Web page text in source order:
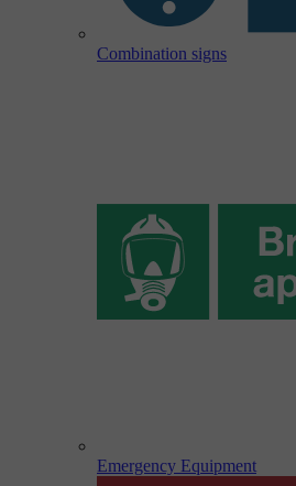
Combination signs
Emergency Equipment